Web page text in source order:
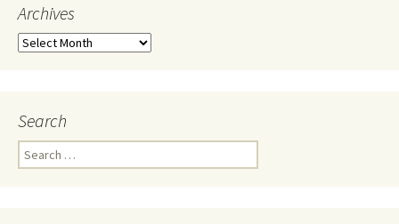
Archives
Archives
Search
Search
for: